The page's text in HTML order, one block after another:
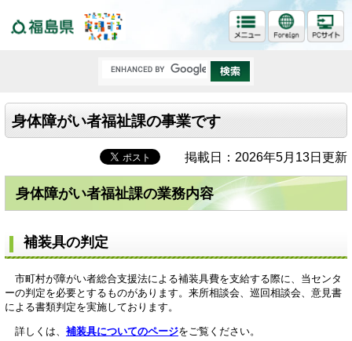
身体障がい者福祉課の事業です
掲載日：2026年5月13日更新
身体障がい者福祉課の業務内容
補装具の判定
市町村が障がい者総合支援法による補装具費を支給する際に、当センタ
ーの判定を必要とするものがあります。来所相談会、巡回相談会、意見書
による書類判定を実施しております。
詳しくは、 補装具についてのページをご覧ください。